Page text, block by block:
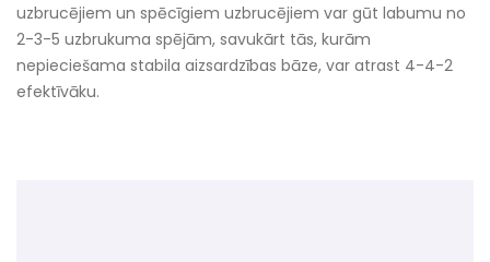
uzbrucējiem un spēcīgiem uzbrucējiem var gūt labumu no
2-3-5 uzbrukuma spējām, savukārt tās, kurām
nepieciešama stabila aizsardzības bāze, var atrast 4-4-2
efektīvāku.